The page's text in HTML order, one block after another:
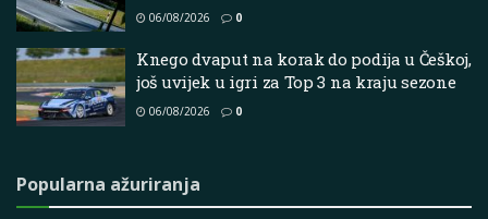
06/08/2026 0
Knego dvaput na korak do podija u Češkoj,
još uvijek u igri za Top 3 na kraju sezone
06/08/2026 0
Popularna ažuriranja